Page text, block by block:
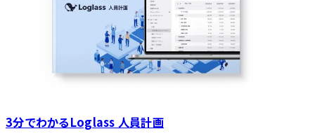
3分でわかるLoglass 人員計画